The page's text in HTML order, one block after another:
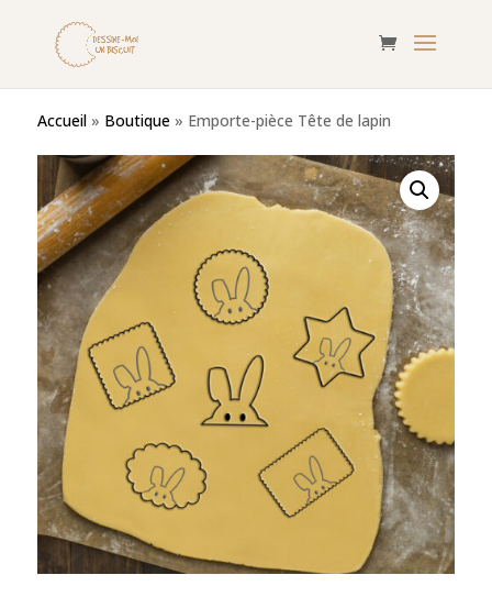
Accueil» Boutique» Emporte-pièce Tête de lapin